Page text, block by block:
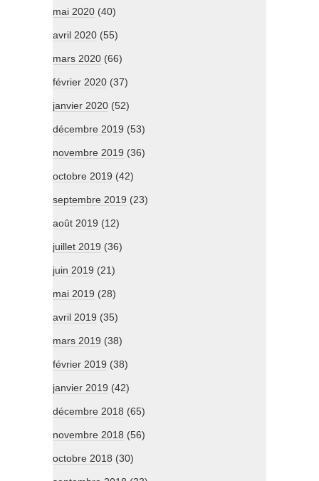
mai 2020 (40)
avril 2020 (55)
mars 2020 (66)
février 2020 (37)
janvier 2020 (52)
décembre 2019 (53)
novembre 2019 (36)
octobre 2019 (42)
septembre 2019 (23)
août 2019 (12)
juillet 2019 (36)
juin 2019 (21)
mai 2019 (28)
avril 2019 (35)
mars 2019 (38)
février 2019 (38)
janvier 2019 (42)
décembre 2018 (65)
novembre 2018 (56)
octobre 2018 (30)